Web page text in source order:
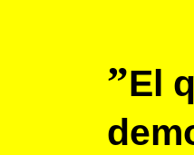
”El